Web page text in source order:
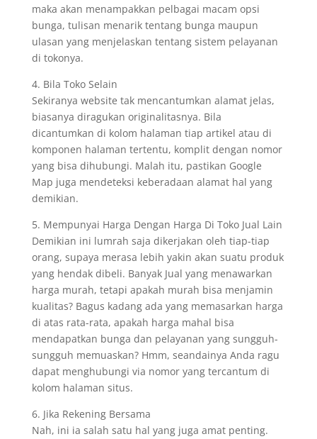
maka akan menampakkan pelbagai macam opsi
bunga, tulisan menarik tentang bunga maupun
ulasan yang menjelaskan tentang sistem pelayanan
di tokonya.
4. Bila Toko Selain
Sekiranya website tak mencantumkan alamat jelas,
biasanya diragukan originalitasnya. Bila
dicantumkan di kolom halaman tiap artikel atau di
komponen halaman tertentu, komplit dengan nomor
yang bisa dihubungi. Malah itu, pastikan Google
Map juga mendeteksi keberadaan alamat hal yang
demikian.
5. Mempunyai Harga Dengan Harga Di Toko Jual Lain
Demikian ini lumrah saja dikerjakan oleh tiap-tiap
orang, supaya merasa lebih yakin akan suatu produk
yang hendak dibeli. Banyak Jual yang menawarkan
harga murah, tetapi apakah murah bisa menjamin
kualitas? Bagus kadang ada yang memasarkan harga
di atas rata-rata, apakah harga mahal bisa
mendapatkan bunga dan pelayanan yang sungguh-
sungguh memuaskan? Hmm, seandainya Anda ragu
dapat menghubungi via nomor yang tercantum di
kolom halaman situs.
6. Jika Rekening Bersama
Nah, ini ia salah satu hal yang juga amat penting.